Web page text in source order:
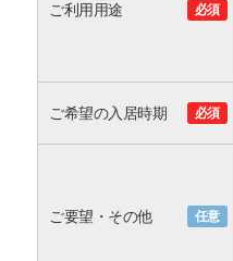
ご利用用途 必須
ご希望の入居時期 必須
ご要望・その他 任意